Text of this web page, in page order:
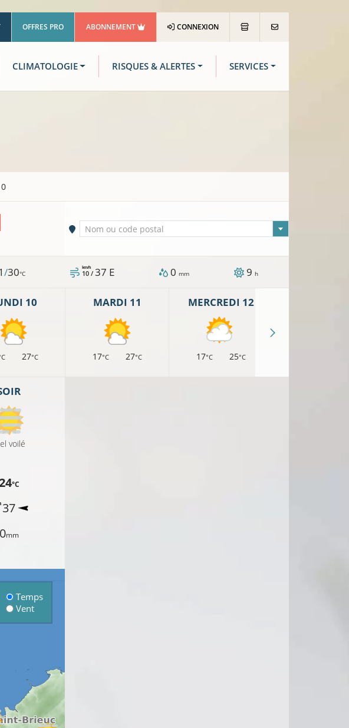
OFFRES PRO ABONNEMENT CONNEXION
CLIMATOLOGIE RISQUES & ALERTES SERVICES
Ville sélectionnée
Nom ou code postal
/30°C 10 /
km/h 37 E 0 mm 9 h
10
27°C
MARDI 11
17°C 27°C
MERCREDI 12
17°C 25°C
voilé
°C
37
0mm
Temps
Vent